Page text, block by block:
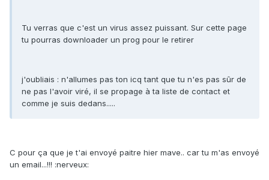
Tu verras que c'est un virus assez puissant. Sur cette page
tu pourras downloader un prog pour le retirer
j'oubliais : n'allumes pas ton icq tant que tu n'es pas sûr de
ne pas l'avoir viré, il se propage à ta liste de contact et
comme je suis dedans.....
C pour ça que je t'ai envoyé paitre hier mave.. car tu m'as envoyé
un email...!!! :nerveux: